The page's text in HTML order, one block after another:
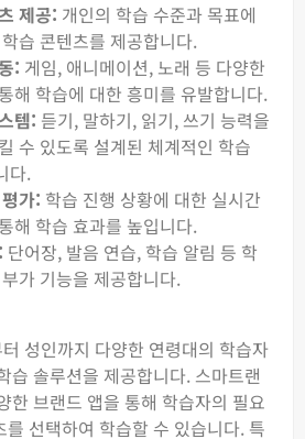
제공: 개인의 학습 수준과 목표에
습 콘텐츠를 제공합니다.
: 게임, 애니메이션, 노래 등 다양한
해 학습에 대한 흥미를 유발합니다.
템: 듣기, 말하기, 읽기, 쓰기 능력을
수 있도록 설계된 체계적인 학습
다.
가: 학습 진행 상황에 대한 실시간
해 학습 효과를 높입니다.
단어장, 발음 연습, 학습 알림 등 학
가 기능을 제공합니다.
성인까지 다양한 연령대의 학습자
습 솔루션을 제공합니다. 스마트랜
한 브랜드 앱을 통해 학습자의 필요
선택하여 학습할 수 있습니다. 특